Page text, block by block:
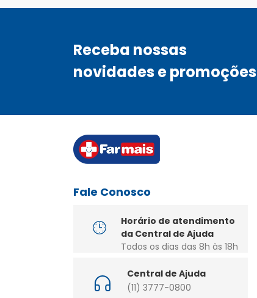
Receba nossas
novidades e promoções
Fale Conosco
Horário de atendimento
da Central de Ajuda
Todos os dias das 8h às 18h
Central de Ajuda
(11) 3777-0800